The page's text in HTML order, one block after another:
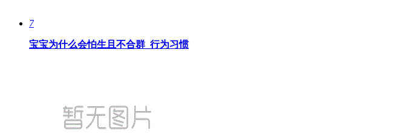
7
宝宝为什么会怕生且不合群_行为习惯